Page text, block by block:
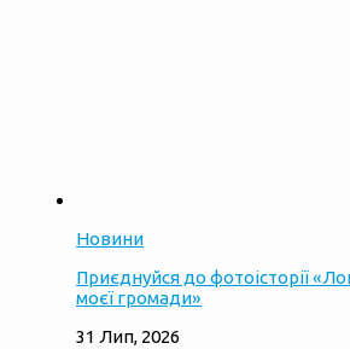
Новини
Приєднуйся до фотоісторії
моєї громади»
31 Лип, 2026